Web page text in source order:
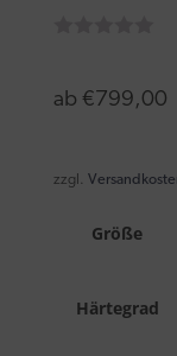
ab €799,00
zzgl.
Größe
Härtegrad